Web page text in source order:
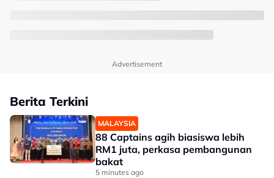
Advertisement
Berita Terkini
MALAYSIA
88 Captains agih biasiswa lebih
RM1 juta, perkasa pembangunan
bakat
5 minutes ago